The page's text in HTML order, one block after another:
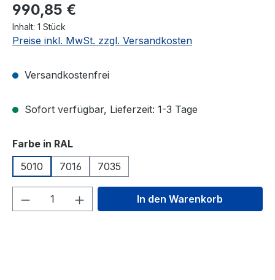
990,85 €
Inhalt: 1 Stück
Preise inkl. MwSt. zzgl. Versandkosten
Versandkostenfrei
Sofort verfügbar, Lieferzeit: 1-3 Tage
Farbe in RALauswählen
5010
7016 7035
Produkt Anzahl: Gib denIn den Warenkorb